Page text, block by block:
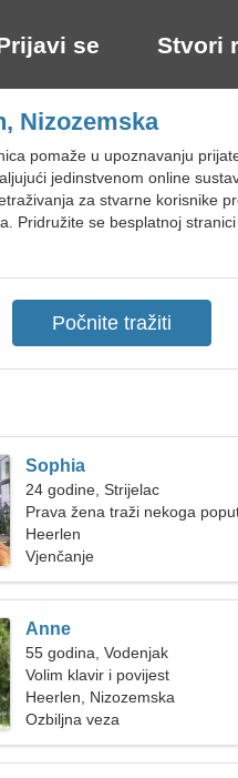
se Stvori
Nizozemska
pomaže u upoznavanju
jedinstvenom online
za stvarne korisnike
Pridružite se besplatnoj
Sophia
24 godine, Strijelac
Prava žena traži nekoga
Heerlen
Vjenčanje
Anne
55 godina, Vodenjak
Volim klavir i povijest
Heerlen, Nizozemska
Ozbiljna veza